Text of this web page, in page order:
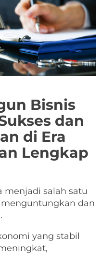
Bisnis
dan
di Era
Lengkap
menjadi salah satu
dan
yang stabil